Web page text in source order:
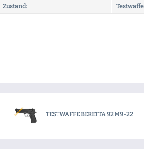
Zustand:
Testwaffe
TESTWAFFE BERETTA 92 M9-22